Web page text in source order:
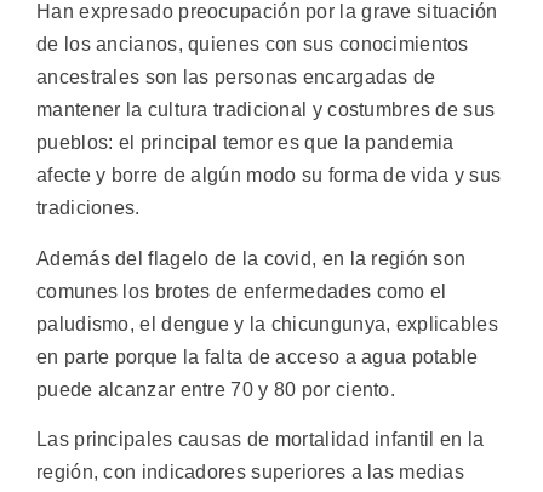
Han expresado preocupación por la grave situación
de los ancianos, quienes con sus conocimientos
ancestrales son las personas encargadas de
mantener la cultura tradicional y costumbres de sus
pueblos: el principal temor es que la pandemia
afecte y borre de algún modo su forma de vida y sus
tradiciones.
Además del flagelo de la covid, en la región son
comunes los brotes de enfermedades como el
paludismo, el dengue y la chicungunya, explicables
en parte porque la falta de acceso a agua potable
puede alcanzar entre 70 y 80 por ciento.
Las principales causas de mortalidad infantil en la
región, con indicadores superiores a las medias